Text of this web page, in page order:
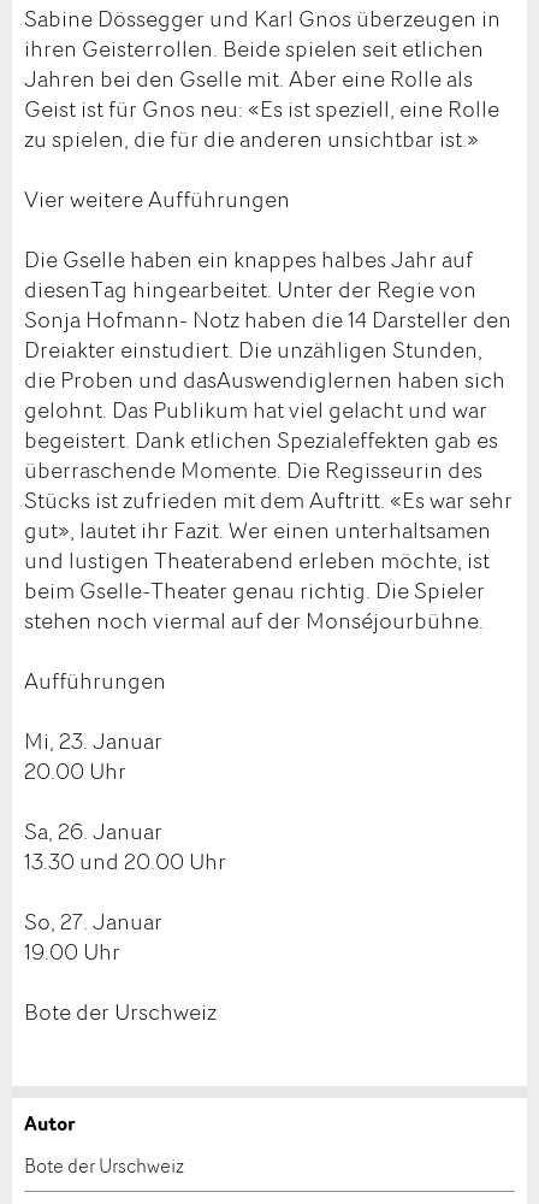
Sabine Dössegger und Karl Gnos überzeugen in
ihren Geisterrollen. Beide spielen seit etlichen
Jahren bei den Gselle mit. Aber eine Rolle als
Geist ist für Gnos neu: «Es ist speziell, eine Rolle
zu spielen, die für die anderen unsichtbar ist.»
Vier weitere Aufführungen
Die Gselle haben ein knappes halbes Jahr auf
diesenTag hingearbeitet. Unter der Regie von
Sonja Hofmann- Notz haben die 14 Darsteller den
Dreiakter einstudiert. Die unzähligen Stunden,
die Proben und dasAuswendiglernen haben sich
gelohnt. Das Publikum hat viel gelacht und war
begeistert. Dank etlichen Spezialeffekten gab es
überraschende Momente. Die Regisseurin des
Stücks ist zufrieden mit dem Auftritt. «Es war sehr
gut», lautet ihr Fazit. Wer einen unterhaltsamen
und lustigen Theaterabend erleben möchte, ist
beim Gselle-Theater genau richtig. Die Spieler
stehen noch viermal auf der Monséjourbühne.
Aufführungen
Mi, 23. Januar
20.00 Uhr
Sa, 26. Januar
13.30 und 20.00 Uhr
So, 27. Januar
19.00 Uhr
Bote der Urschweiz
Anzeige beanstanden
Anzeige weiterempfehlen
Autor
Bote der Urschweiz